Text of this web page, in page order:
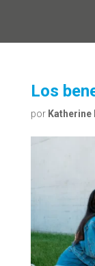
Los
por Katherine